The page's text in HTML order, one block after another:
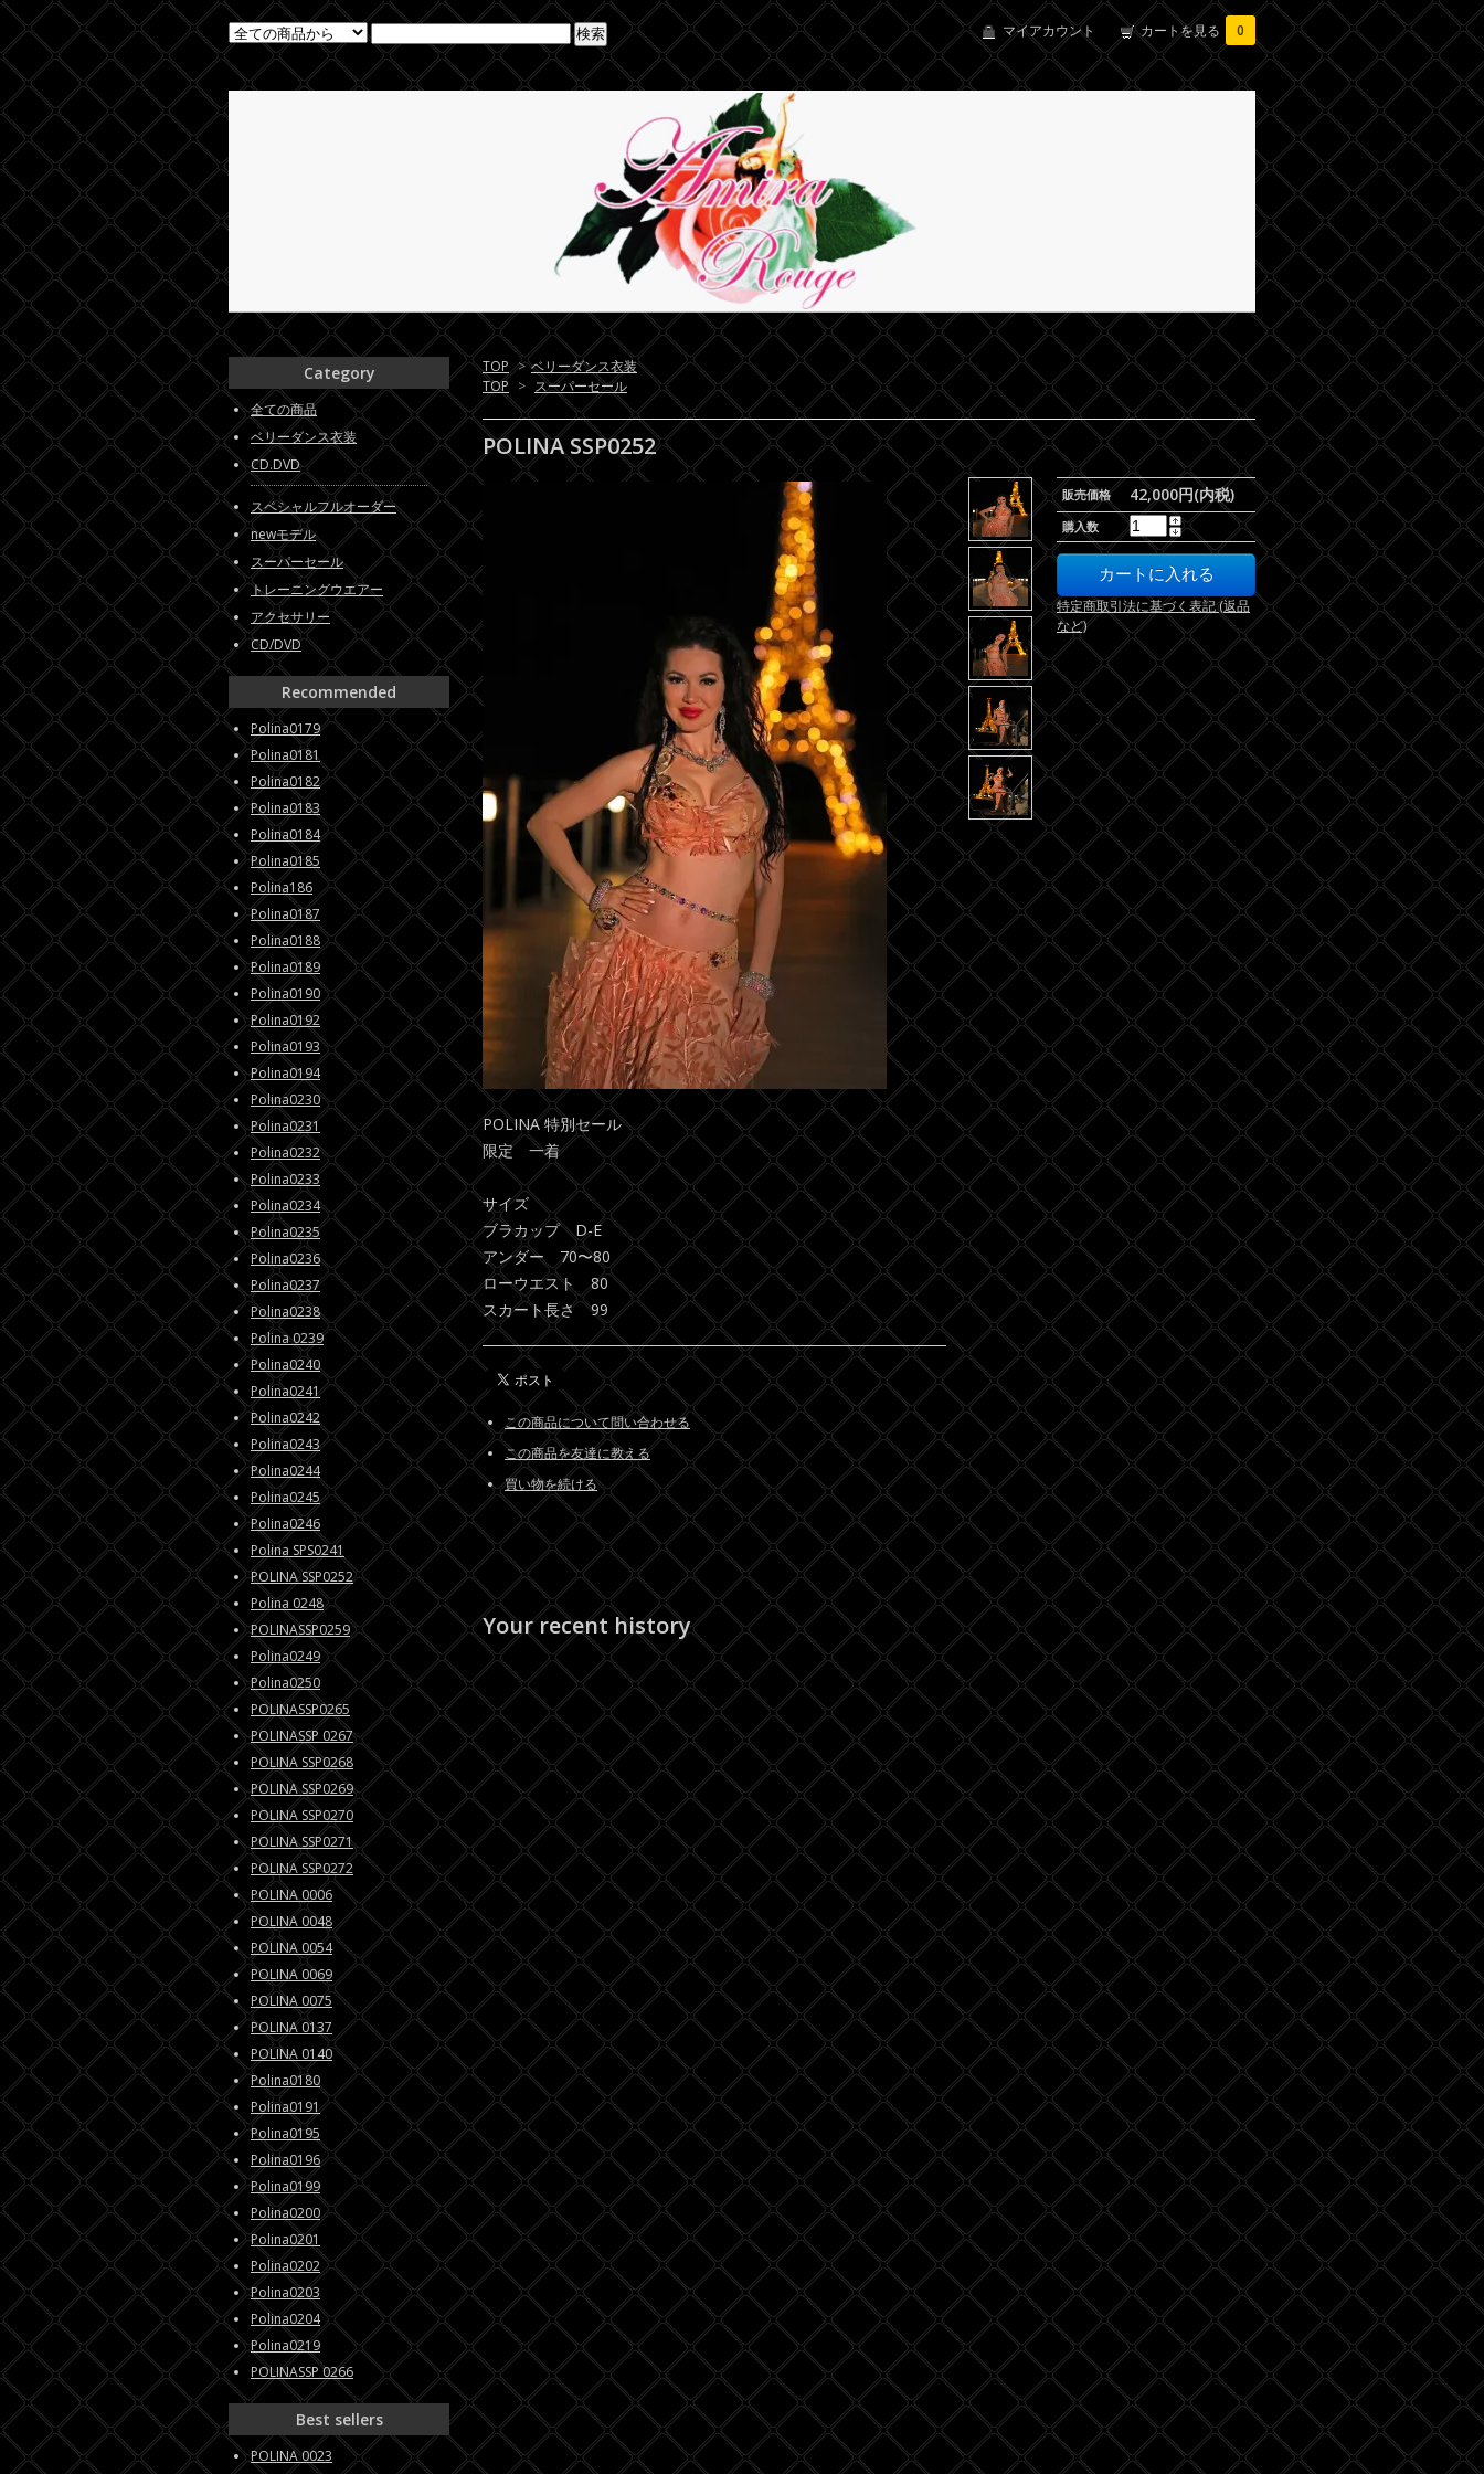
マイアカウント カートを見る 0
TOP > ベリーダンス衣装
TOP > スーパーセール
POLINA SSP0252
販売価格 42,000円(内税)
購入数
特定商取引法に基づく表記 (返品
など)
POLINA 特別セール
限定 一着
サイズ
ブラカップ D-E
アンダー 70〜80
ローウエスト 80
スカート長さ 99
この商品について問い合わせる
この商品を友達に教える
買い物を続ける
Your recent history
Category
全ての商品
ベリーダンス衣装
CD.DVD
スペシャルフルオーダー
newモデル
スーパーセール
トレーニングウエアー
アクセサリー
CD/DVD
Recommended
Polina0179
Polina0181
Polina0182
Polina0183
Polina0184
Polina0185
Polina186
Polina0187
Polina0188
Polina0189
Polina0190
Polina0192
Polina0193
Polina0194
Polina0230
Polina0231
Polina0232
Polina0233
Polina0234
Polina0235
Polina0236
Polina0237
Polina0238
Polina 0239
Polina0240
Polina0241
Polina0242
Polina0243
Polina0244
Polina0245
Polina0246
Polina SPS0241
POLINA SSP0252
Polina 0248
POLINASSP0259
Polina0249
Polina0250
POLINASSP0265
POLINASSP 0267
POLINA SSP0268
POLINA SSP0269
POLINA SSP0270
POLINA SSP0271
POLINA SSP0272
POLINA 0006
POLINA 0048
POLINA 0054
POLINA 0069
POLINA 0075
POLINA 0137
POLINA 0140
Polina0180
Polina0191
Polina0195
Polina0196
Polina0199
Polina0200
Polina0201
Polina0202
Polina0203
Polina0204
Polina0219
POLINASSP 0266
Best sellers
POLINA 0023